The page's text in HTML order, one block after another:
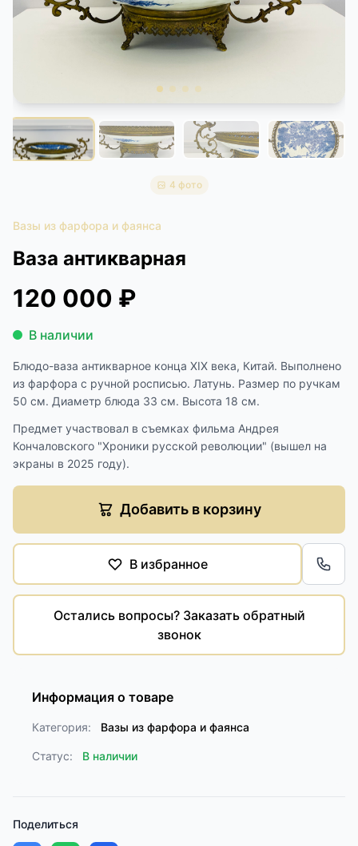
КОНТАКТЫ
ДОСТАВКА И ОПЛАТА
4 фото
Вазы из фарфора и фаянса
Ваза антикварная
120 000 ₽
В наличии
Блюдо-ваза антикварное конца XIX века, Китай. Выполнено
из фарфора с ручной росписью. Латунь. Размер по ручкам
50 см. Диаметр блюда 33 см. Высота 18 см.
Предмет участвовал в съемках фильма Андрея
Кончаловского "Хроники русской революции" (вышел на
экраны в 2025 году).
Добавить в корзину
В избранное
Остались вопросы? Заказать обратный
звонок
Информация о товаре
Категория: Вазы из фарфора и фаянса
Статус: В наличии
Поделиться